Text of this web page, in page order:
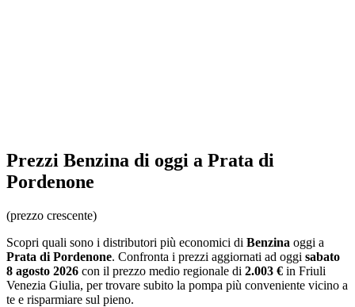
Prezzi Benzina di oggi a Prata di
Pordenone
(prezzo crescente)
Scopri quali sono i distributori più economici di Benzina oggi a
Prata di Pordenone. Confronta i prezzi aggiornati ad oggi sabato
8 agosto 2026 con il prezzo medio regionale di 2.003 € in Friuli
Venezia Giulia, per trovare subito la pompa più conveniente vicino a
te e risparmiare sul pieno.